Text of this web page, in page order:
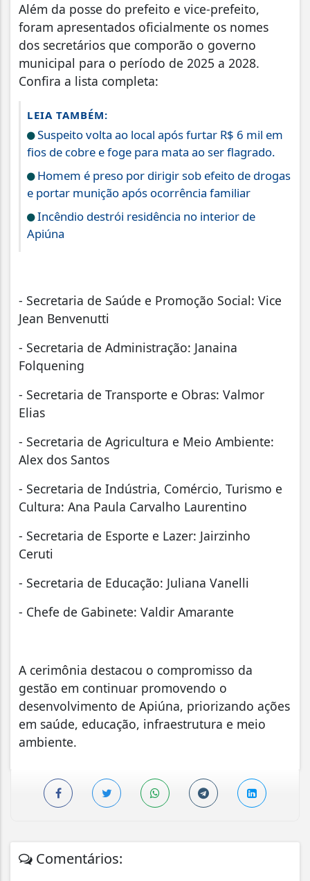
Além da posse do prefeito e vice-prefeito,
foram apresentados oficialmente os nomes
dos secretários que comporão o governo
municipal para o período de 2025 a 2028.
Confira a lista completa:
LEIA TAMBÉM:
Suspeito volta ao local após furtar R$ 6 mil em
fios de cobre e foge para mata ao ser flagrado.
Homem é preso por dirigir sob efeito de drogas
e portar munição após ocorrência familiar
Incêndio destrói residência no interior de
Apiúna
- Secretaria de Saúde e Promoção Social: Vice
Jean Benvenutti
- Secretaria de Administração: Janaina
Folquening
- Secretaria de Transporte e Obras: Valmor
Elias
- Secretaria de Agricultura e Meio Ambiente:
Alex dos Santos
- Secretaria de Indústria, Comércio, Turismo e
Cultura: Ana Paula Carvalho Laurentino
- Secretaria de Esporte e Lazer: Jairzinho
Ceruti
- Secretaria de Educação: Juliana Vanelli
- Chefe de Gabinete: Valdir Amarante
A cerimônia destacou o compromisso da
gestão em continuar promovendo o
desenvolvimento de Apiúna, priorizando ações
em saúde, educação, infraestrutura e meio
ambiente.
Comentários: